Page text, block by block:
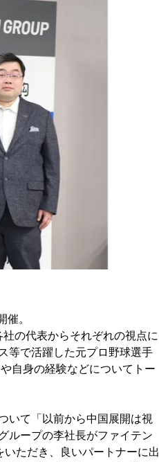
。
の代表からそれぞれの視点に
等で活躍した元プロ野球選手
自身の経験などについてトー
いて「以前から中国展開は視
ループの李社長がファイテン
ただき、良いパートナーに出